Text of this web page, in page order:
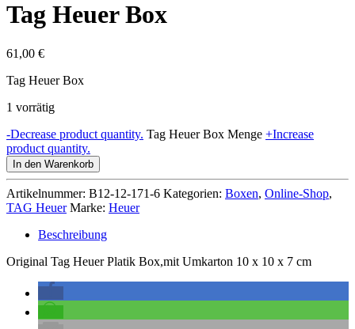
Tag Heuer Box
61,00 €
Tag Heuer Box
1 vorrätig
-Decrease product quantity. Tag Heuer Box Menge +Increase
product quantity.
In den Warenkorb
Artikelnummer: B12-12-171-6 Kategorien: Boxen, Online-Shop,
TAG Heuer Marke: Heuer
Beschreibung
Original Tag Heuer Platik Box,mit Umkarton 10 x 10 x 7 cm